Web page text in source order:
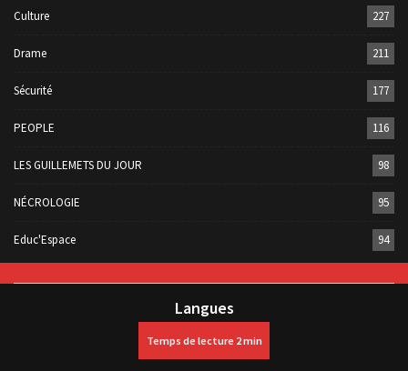
Culture 227
Drame 211
Sécurité 177
PEOPLE 116
LES GUILLEMETS DU JOUR 98
NÉCROLOGIE 95
Educ'Espace 94
Langues